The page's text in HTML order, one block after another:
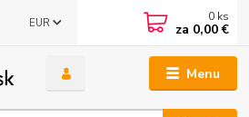
Menu
EUR 0 ks
za 0,00 €